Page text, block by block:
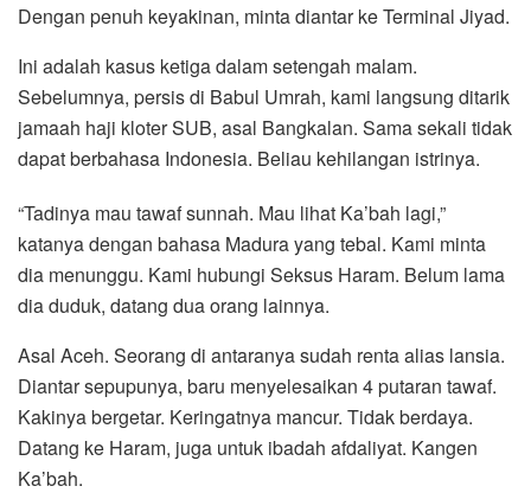
Dengan penuh keyakinan, minta diantar ke Terminal Jiyad.
Ini adalah kasus ketiga dalam setengah malam.
Sebelumnya, persis di Babul Umrah, kami langsung ditarik
jamaah haji kloter SUB, asal Bangkalan. Sama sekali tidak
dapat berbahasa Indonesia. Beliau kehilangan istrinya.
“Tadinya mau tawaf sunnah. Mau lihat Ka’bah lagi,”
katanya dengan bahasa Madura yang tebal. Kami minta
dia menunggu. Kami hubungi Seksus Haram. Belum lama
dia duduk, datang dua orang lainnya.
Asal Aceh. Seorang di antaranya sudah renta alias lansia.
Diantar sepupunya, baru menyelesaikan 4 putaran tawaf.
Kakinya bergetar. Keringatnya mancur. Tidak berdaya.
Datang ke Haram, juga untuk ibadah afdaliyat. Kangen
Ka’bah.